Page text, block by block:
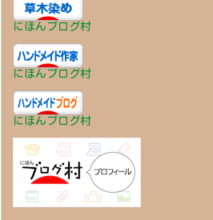
にほんブログ村
にほんブログ村
にほんブログ村